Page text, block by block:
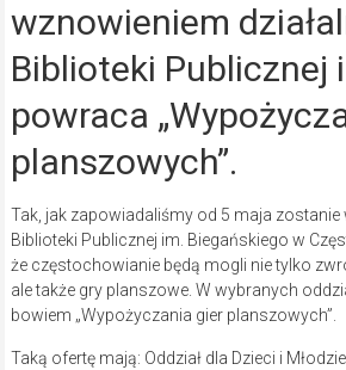
wznowieniem
Biblioteki Publicznej
powraca
planszowych”.
Tak, jak zapowiadaliśmy od 5 maja
Biblioteki Publicznej im. Biegańskiego w
że częstochowianie będą mogli nie tylko
ale także gry planszowe. W wybranych
bowiem „Wypożyczania gier planszowych”.
Taką ofertę mają: Oddział dla Dzieci i